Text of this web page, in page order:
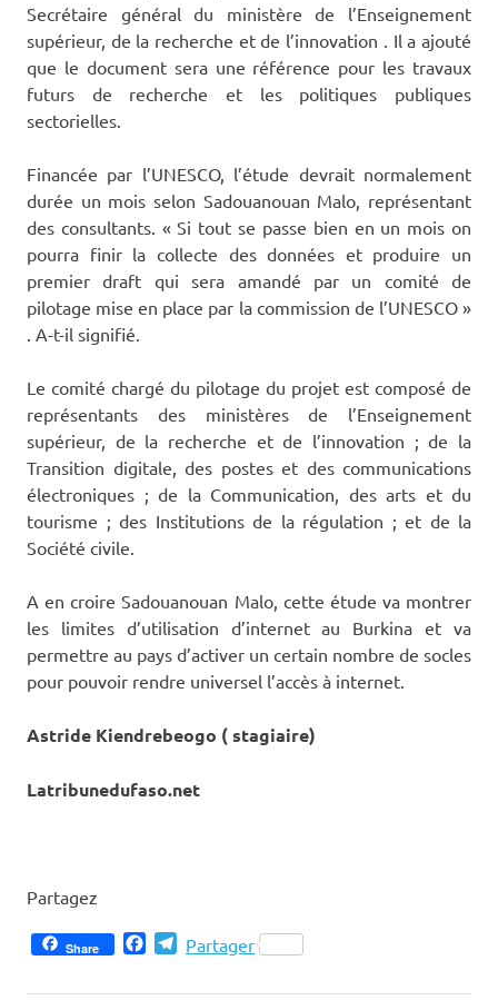
Secrétaire général du ministère de l’Enseignement
supérieur, de la recherche et de l’innovation . Il a ajouté
que le document sera une référence pour les travaux
futurs de recherche et les politiques publiques
sectorielles.
Financée par l’UNESCO, l’étude devrait normalement
durée un mois selon Sadouanouan Malo, représentant
des consultants. « Si tout se passe bien en un mois on
pourra finir la collecte des données et produire un
premier draft qui sera amandé par un comité de
pilotage mise en place par la commission de l’UNESCO »
. A-t-il signifié.
Le comité chargé du pilotage du projet est composé de
représentants des ministères de l’Enseignement
supérieur, de la recherche et de l’innovation ; de la
Transition digitale, des postes et des communications
électroniques ; de la Communication, des arts et du
tourisme ; des Institutions de la régulation ; et de la
Société civile.
A en croire Sadouanouan Malo, cette étude va montrer
les limites d’utilisation d’internet au Burkina et va
permettre au pays d’activer un certain nombre de socles
pour pouvoir rendre universel l’accès à internet.
Astride Kiendrebeogo ( stagiaire)
Latribunedufaso.net
Partagez
Share FacebookTelegram
Partager